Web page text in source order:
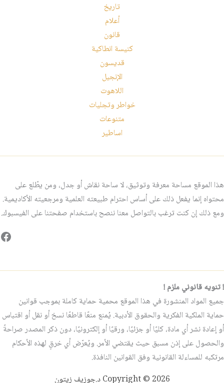
تاريخ
أعلام
قانون
كنيسة انطاكية
قديسون
الإنجيل
اللاهوت
خواطر وتجليات
متنوعات
اساطير
هذا الموقع مساحة معرفة وتوثيق، لا ساحة نقاش أو جدل، ومن يطّلع على
محتواه إنما يفعل ذلك على أساس احترام طبيعته العلمية ومرجعيته الأكاديمية.
ومع ذلك إن كنت ترغب بالتواصل معنا ننصح باستخدام صفحتنا على الفيسبوك.
! تنويه قانوني ملزم !
جميع المواد المنشورة في هذا الموقع محمية حماية كاملة بموجب قوانين
حماية الملكية الفكرية والحقوق الأدبية. يُمنع منعًا قاطعًا نسخ أو نقل أو اقتباس
أو إعادة نشر أي مادة، كليًا أو جزئيًا، ورقيًا أو إلكترونيًا، دون ذكر المصدر صراحةً
والحصول على إذن مسبق حيث يقتضي الأمر. ويُعرّض أي خرقٍ لهذه الأحكام
مرتكبه للمساءلة القانونية وفق القوانين النافذة.
Copyright © 2026 د.جوزيف زيتون